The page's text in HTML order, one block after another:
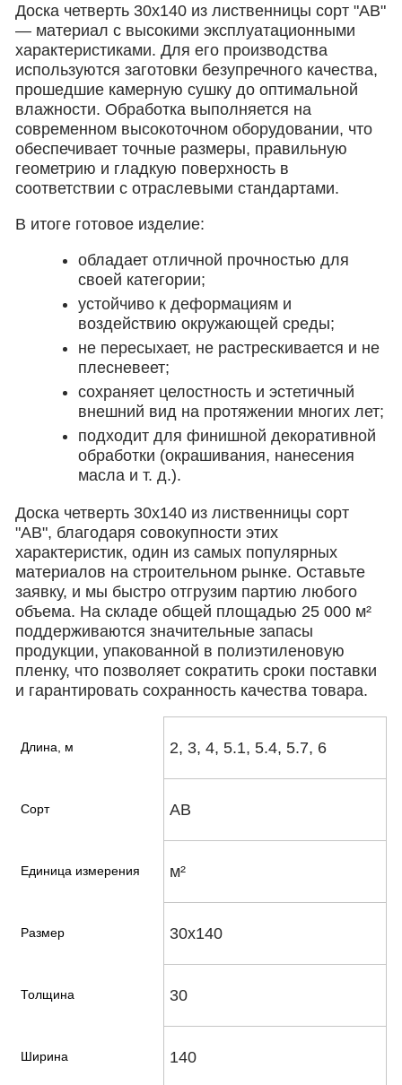
Доска четверть 30х140 из лиственницы сорт "АВ"
— материал с высокими эксплуатационными
характеристиками. Для его производства
используются заготовки безупречного качества,
прошедшие камерную сушку до оптимальной
влажности. Обработка выполняется на
современном высокоточном оборудовании, что
обеспечивает точные размеры, правильную
геометрию и гладкую поверхность в
соответствии с отраслевыми стандартами.
В итоге готовое изделие:
обладает отличной прочностью для
своей категории;
устойчиво к деформациям и
воздействию окружающей среды;
не пересыхает, не растрескивается и не
плесневеет;
сохраняет целостность и эстетичный
внешний вид на протяжении многих лет;
подходит для финишной декоративной
обработки (окрашивания, нанесения
масла и т. д.).
Доска четверть 30х140 из лиственницы сорт
"АВ", благодаря совокупности этих
характеристик, один из самых популярных
материалов на строительном рынке. Оставьте
заявку, и мы быстро отгрузим партию любого
объема. На складе общей площадью 25 000 м²
поддерживаются значительные запасы
продукции, упакованной в полиэтиленовую
пленку, что позволяет сократить сроки поставки
и гарантировать сохранность качества товара.
Длина, м 2, 3, 4, 5.1, 5.4, 5.7, 6
Сорт АВ
Единица измерения м²
Размер 30х140
Толщина 30
Ширина 140